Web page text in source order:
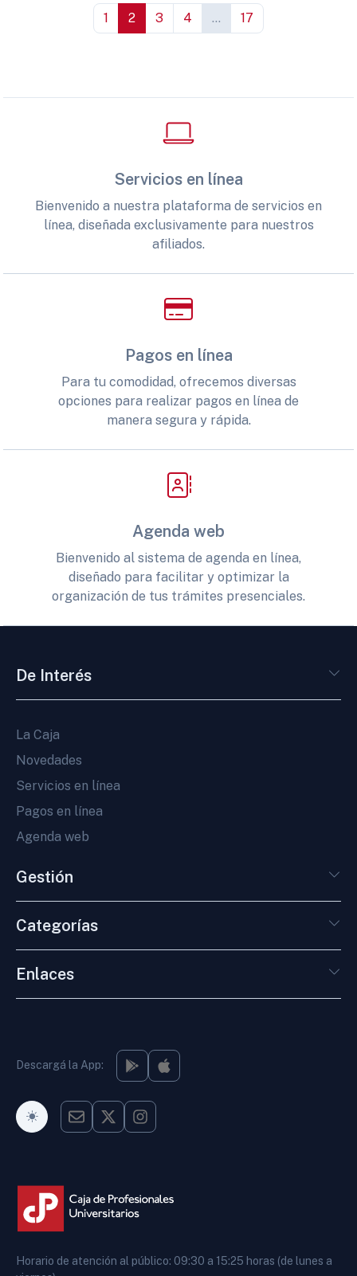
1 2 3 4 ... 17
Servicios en línea
Bienvenido a nuestra plataforma de servicios en
línea, diseñada exclusivamente para nuestros
afiliados.
Pagos en línea
Para tu comodidad, ofrecemos diversas
opciones para realizar pagos en línea de
manera segura y rápida.
Agenda web
Bienvenido al sistema de agenda en línea,
diseñado para facilitar y optimizar la
organización de tus trámites presenciales.
De Interés
La Caja
Novedades
Servicios en línea
Pagos en línea
Agenda web
Gestión
Categorías
Enlaces
Descargá la App:
Modo Oscuro
Horario de atención al público: 09:30 a 15:25 horas (de lunes a